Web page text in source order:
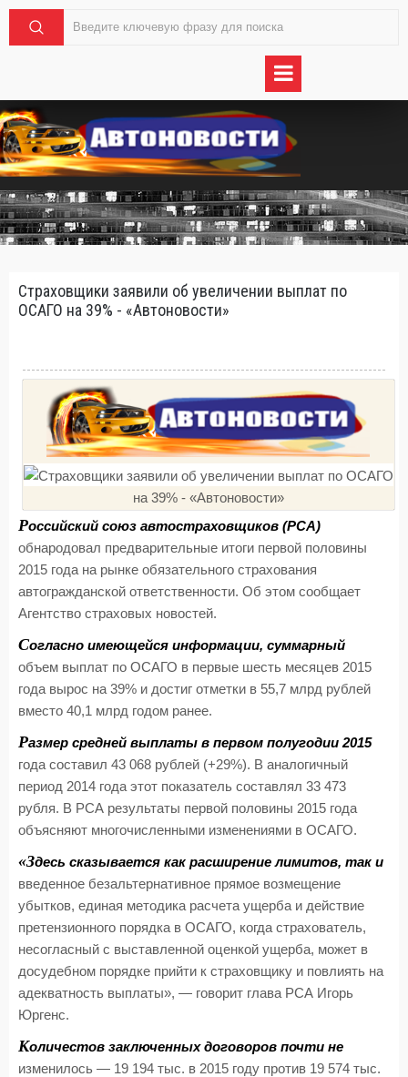
Страховщики заявили об увеличении выплат по
ОСАГО на 39% - «Автоновости»
Российский союз автостраховщиков (РСА)
обнародовал предварительные итоги первой половины
2015 года на рынке обязательного страхования
автогражданской ответственности. Об этом сообщает
Агентство страховых новостей.
Согласно имеющейся информации, суммарный
объем выплат по ОСАГО в первые шесть месяцев 2015
года вырос на 39% и достиг отметки в 55,7 млрд рублей
вместо 40,1 млрд годом ранее.
Размер средней выплаты в первом полугодии 2015
года составил 43 068 рублей (+29%). В аналогичный
период 2014 года этот показатель составлял 33 473
рубля. В РСА результаты первой половины 2015 года
объясняют многочисленными изменениями в ОСАГО.
«Здесь сказывается как расширение лимитов, так и
введенное безальтернативное прямое возмещение
убытков, единая методика расчета ущерба и действие
претензионного порядка в ОСАГО, когда страхователь,
несогласный с выставленной оценкой ущерба, может в
досудебном порядке прийти к страховщику и повлиять на
адекватность выплаты», — говорит глава РСА Игорь
Юргенс.
Количестов заключенных договоров почти не
изменилось — 19 194 тыс. в 2015 году против 19 574 тыс.